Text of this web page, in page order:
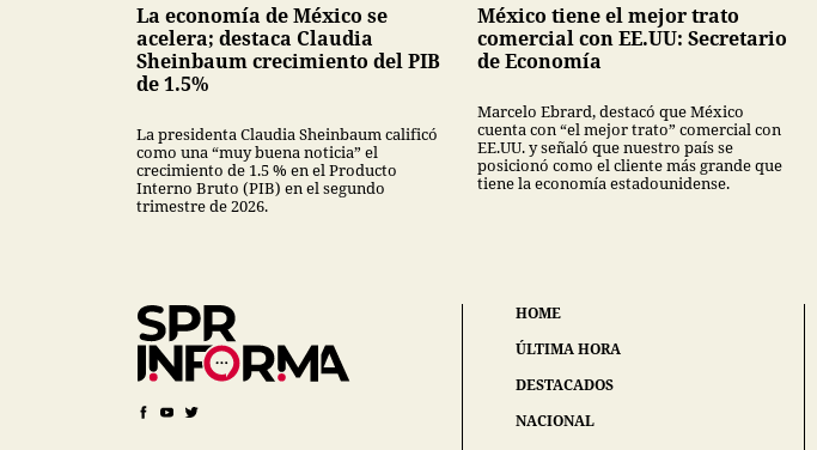
La economía de México se
acelera; destaca Claudia
Sheinbaum crecimiento del PIB
de 1.5%
La presidenta Claudia Sheinbaum calificó
como una “muy buena noticia” el
crecimiento de 1.5 % en el Producto
Interno Bruto (PIB) en el segundo
trimestre de 2026.
México tiene el mejor trato
comercial con EE.UU: Secretario
de Economía
Marcelo Ebrard, destacó que México
cuenta con “el mejor trato” comercial con
EE.UU. y señaló que nuestro país se
posicionó como el cliente más grande que
tiene la economía estadounidense.
HOME
ÚLTIMA HORA
DESTACADOS
NACIONAL